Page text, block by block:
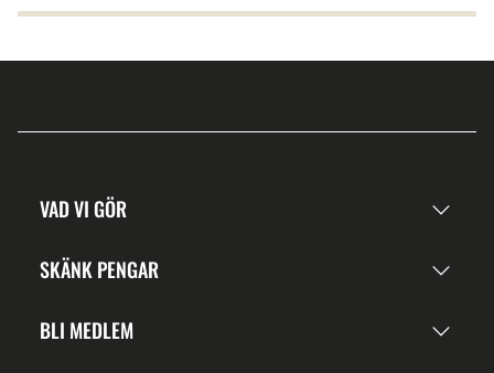
VAD VI GÖR
SKÄNK PENGAR
BLI MEDLEM